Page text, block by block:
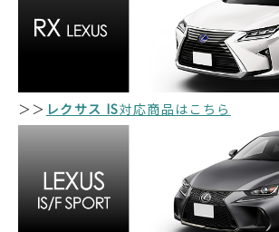
＞＞ レクサス IS対応商品はこちら